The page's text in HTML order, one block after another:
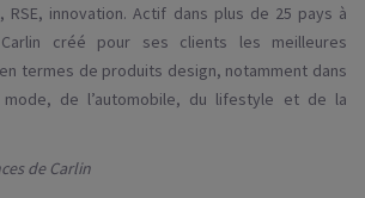
RSE, innovation. Actif dans plus de 25 pays à
créé pour ses clients les meilleures
termes de produits design, notamment dans
de l’automobile, du lifestyle et de la
de Carlin